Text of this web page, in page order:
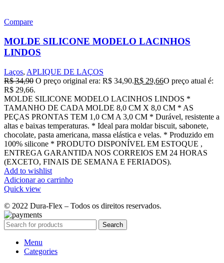
Compare
MOLDE SILICONE MODELO LACINHOS
LINDOS
Laços, APLIQUE DE LAÇOS
R$34,90 O preço original era: R$ 34,90.R$ 29,66O preço atual é:
R$ 29,66.
MOLDE SILICONE MODELO LACINHOS LINDOS *
TAMANHO DE CADA MOLDE 8,0 CM X 8,0 CM * AS
PEÇAS PRONTAS TEM 1,0 CM A 3,0 CM * Durável, resistente a
altas e baixas temperaturas. * Ideal para moldar biscuit, sabonete,
chocolate, pasta americana, massa elástica e velas. * Produzido em
100% silicone * PRODUTO DISPONÍVEL EM ESTOQUE ,
ENTREGA GARANTIDA NOS CORREIOS EM 24 HORAS
(EXCETO, FINAIS DE SEMANA E FERIADOS).
Add to wishlist
Adicionar ao carrinho
Quick view
© 2022 Dura-Flex – Todos os direitos reservados.
Search
Menu
Categories